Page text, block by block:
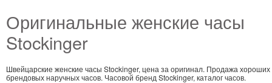
Оригинальные женские часы
Stockinger
Швейцарские женские часы Stockinger, цена за оригинал. Продажа хороших
брендовых наручных часов. Часовой бренд Stockinger, каталог часов.